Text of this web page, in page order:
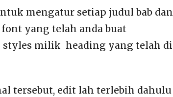
mengatur setiap judul bab dan
yang telah anda buat
styles milik heading yang telah di
tersebut, edit lah terlebih dahulu